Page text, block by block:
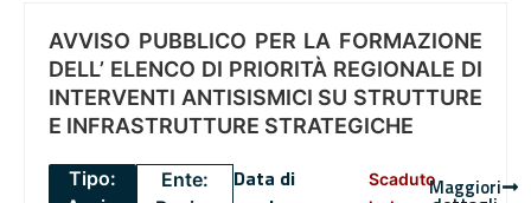
AVVISO PUBBLICO PER LA FORMAZIONE
DELL’ ELENCO DI PRIORITÀ REGIONALE DI
INTERVENTI ANTISISMICI SU STRUTTURE
E INFRASTRUTTURE STRATEGICHE
Tipo:
Ente:
Data di
ScadutoMaggiori